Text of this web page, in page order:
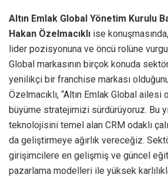
Altın Emlak Global Yönetim Kurulu
Hakan Özelmacıklı ise
lider pozisyonuna ve öncü rolüne vurgu
Global markasının birçok konuda
yenilikçi bir franchise markası
Özelmacıklı, “Altın Emlak Global
büyüme stratejimizi sürdürüyoruz. Bu
teknolojisini temel alan CRM odaklı
da geliştirmeye ağırlık vereceğiz.
girişimcilere en gelişmiş ve güncel
pazarlama modelleri ile yüksek